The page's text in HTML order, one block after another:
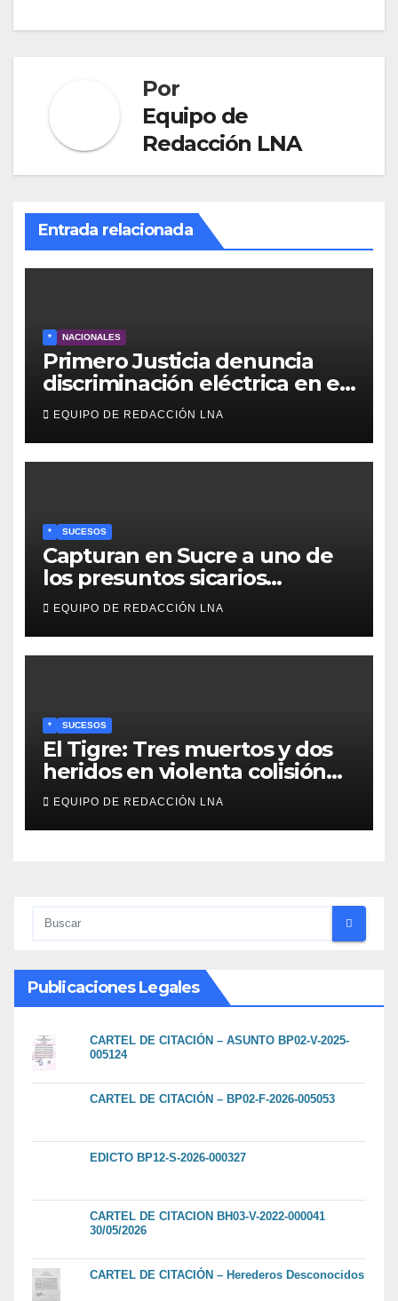
Por
Equipo de
Redacción LNA
Entrada relacionada
* NACIONALES
Primero Justicia denuncia
discriminación eléctrica en el
interior del país
EQUIPO DE REDACCIÓN LNA
* SUCESOS
Capturan en Sucre a uno de
los presuntos sicarios
implicados en el asesinato de
la líder pesquera Lylianna
Tineo
EQUIPO DE REDACCIÓN LNA
* SUCESOS
El Tigre: Tres muertos y dos
heridos en violenta colisión
de vehículos
EQUIPO DE REDACCIÓN LNA
Publicaciones Legales
CARTEL DE CITACIÓN – ASUNTO BP02-V-2025-
005124
CARTEL DE CITACIÓN – BP02-F-2026-005053
EDICTO BP12-S-2026-000327
CARTEL DE CITACION BH03-V-2022-000041
30/05/2026
CARTEL DE CITACIÓN – Herederos Desconocidos